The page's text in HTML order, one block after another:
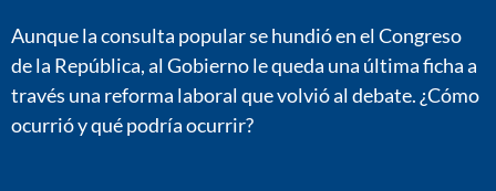
Aunque la consulta popular se hundió en el Congreso
de la República, al Gobierno le queda una última ficha a
través una reforma laboral que volvió al debate. ¿Cómo
ocurrió y qué podría ocurrir?